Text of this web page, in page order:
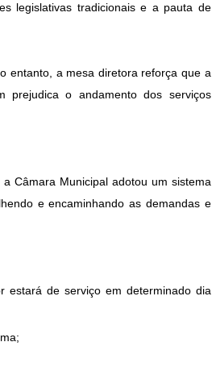
legislativas tradicionais e a pauta de
entanto, a mesa diretora reforça que a
prejudica o andamento dos serviços
Câmara Municipal adotou um sistema
e encaminhando as demandas e
estará de serviço em determinado dia